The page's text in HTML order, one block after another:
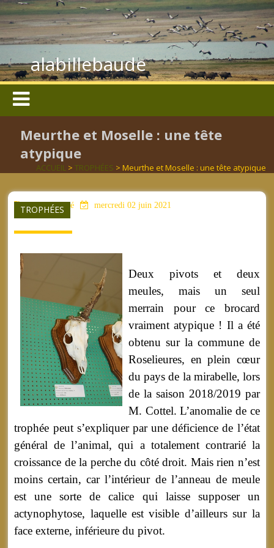
alabillebaude
Meurthe et Moselle : une tête
atypique
ACCUEIL> TROPHÉES > Meurthe et Moselle : une tête atypique
TROPHÉES
aucun mot clé mercredi 02 juin 2021
Deux pivots et deux
meules, mais un seul
merrain pour ce brocard
vraiment atypique ! Il a été
obtenu sur la commune de
Roselieures, en plein cœur
du pays de la mirabelle, lors
de la saison 2018/2019 par
M. Cottel. L’anomalie de ce
trophée peut s’expliquer par une déficience de l’état
général de l’animal, qui a totalement contrarié la
croissance de la perche du côté droit. Mais rien n’est
moins certain, car l’intérieur de l’anneau de meule
est une sorte de calice qui laisse supposer un
actynophytose, laquelle est visible d’ailleurs sur la
face externe, inférieure du pivot.